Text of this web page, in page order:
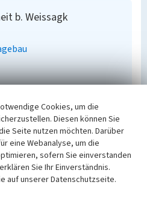
b. Weissagk
Fachdatenbank
Cookies, um die
Diesen können Sie
Seite nutzen möchten. Darüber
eine Webanalyse, um die
sofern Sie einverstanden
Sie Ihr Einverständnis.
auf unserer Datenschutzseite.